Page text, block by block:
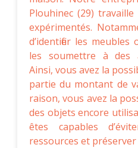
Plouhinec (29)
expérimentés.
d’identifier les
les soumettre à des
Ainsi, vous avez la
partie du montant de
raison, vous avez la
des objets encore
êtes capables
ressources et